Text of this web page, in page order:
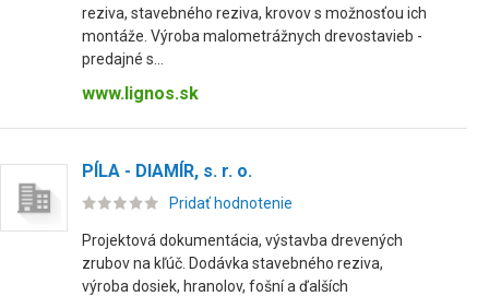
reziva, stavebného reziva, krovov s možnosťou ich
montáže. Výroba malometrážnych drevostavieb -
predajné s...
www.lignos.sk
PÍLA - DIAMÍR, s. r. o.
Pridať hodnotenie
Projektová dokumentácia, výstavba drevených
zrubov na kľúč. Dodávka stavebného reziva,
výroba dosiek, hranolov, fošní a ďalších